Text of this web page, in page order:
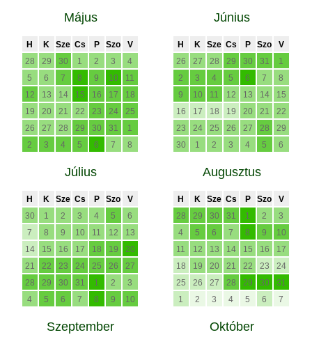
Május
H K Sze Cs P Szo
V
28
29 30 1 2 3
4
5
6 7 8 9 10
11
12
13 14 15 16 17
18
19
20 21 22 23 24
25
26
27 28 29 30 31
1
2
3 4 5 6 7 8
Június
H K Sze Cs P Szo
V
26
27 28 29 30 31
1
2
3 4 5 6 7
8
9
10 11 12 13 14
15
16
17 18 19 20 21
22
23
24 25 26 27 28
29
30
1 2 3 4 5 6
Július
H K Sze Cs P Szo
V
30
1 2 3 4 5
6
7
8 9 10 11 12
13
14
15 16 17 18 19
20
21
22 23 24 25 26
27
28
29 30 31 1 2
3
4
5 6 7 8 9 10
Augusztus
H K Sze Cs P Szo
V
28
29 30 31 1 2
3
4
5 6 7 8 9
10
11
12 13 14 15 16
17
18
19 20 21 22 23
24
25
26 27 28 29 30
31
1
2 3 4 5 6 7
Szeptember Október